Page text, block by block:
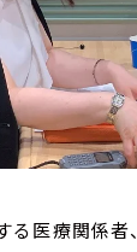
る医療関係者